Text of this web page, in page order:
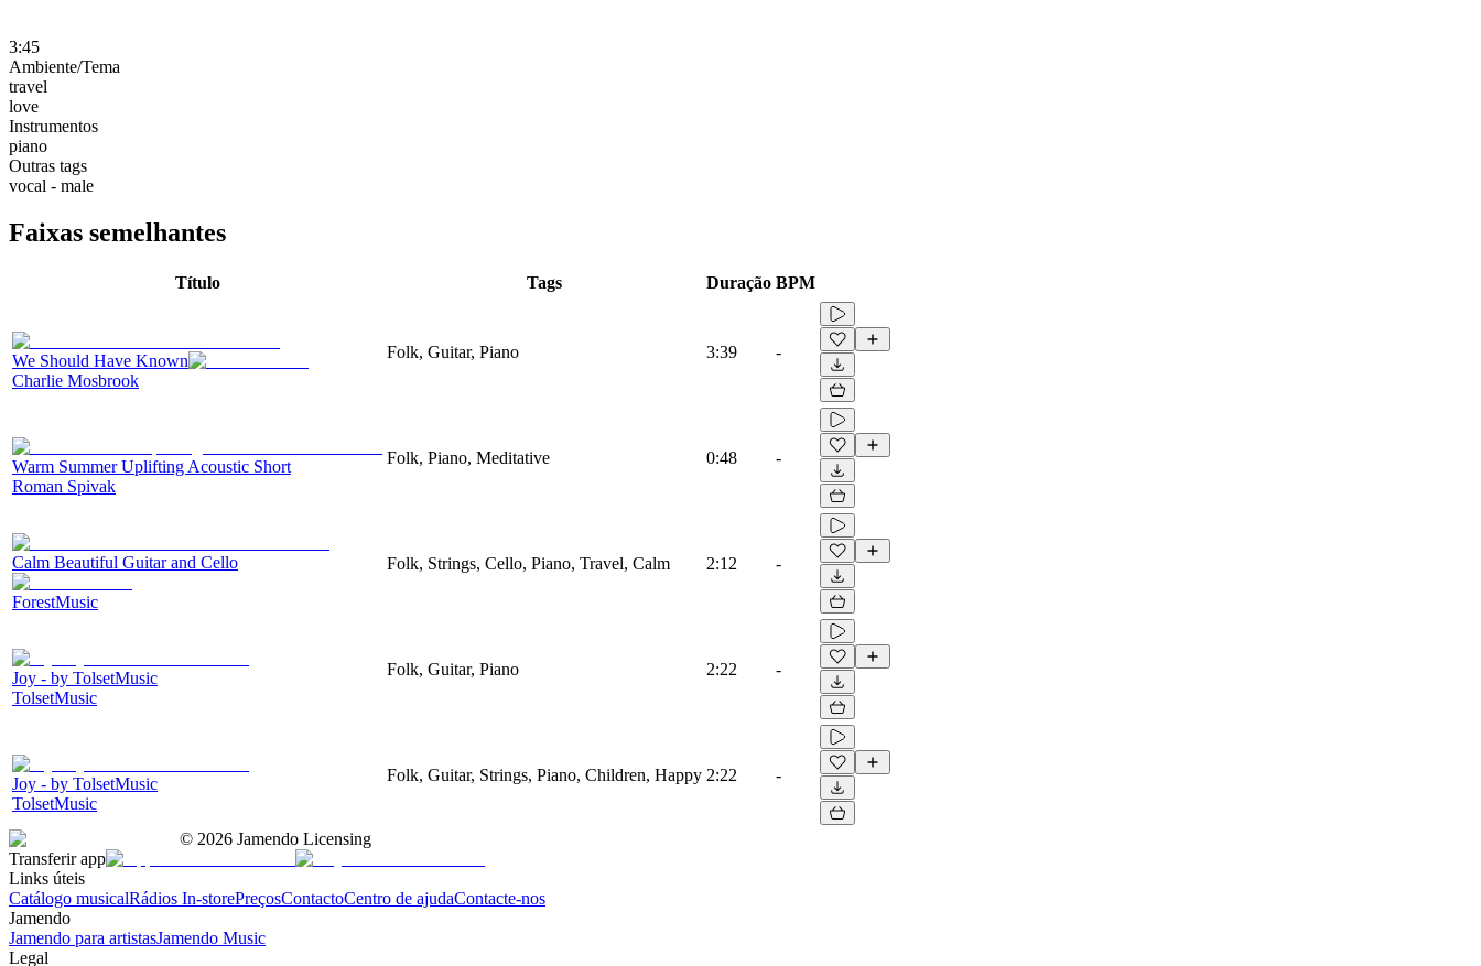
3:45
Ambiente/Tema
travel
love
Instrumentos
piano
Outras tags
vocal - male
Faixas semelhantes
Título Tags Duração BPM
We Should Have Known
Charlie Mosbrook
Folk, Guitar, Piano 3:39 -
Warm Summer Uplifting Acoustic Short
Roman Spivak
Folk, Piano, Meditative 0:48 -
Calm Beautiful Guitar and Cello
ForestMusic
Folk, Strings, Cello, Piano, Travel, Calm 2:12 -
Joy - by TolsetMusic
TolsetMusic
Folk, Guitar, Piano 2:22 -
Joy - by TolsetMusic
TolsetMusic
Folk, Guitar, Strings, Piano, Children, Happy 2:22 -
© 2026 Jamendo Licensing
Transferir app
Links úteis
Catálogo musicalRádios In-storePreçosContactoCentro de ajudaContacte-nos
Jamendo
Jamendo para artistasJamendo Music
Legal